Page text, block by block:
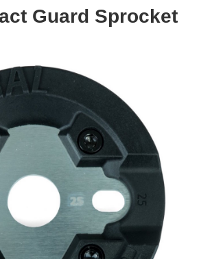
Guard Sprocket